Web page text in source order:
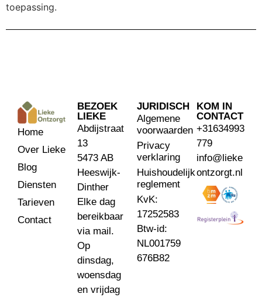
toepassing.
Home
Over Lieke
Blog
Diensten
Tarieven
Contact
BEZOEK
LIEKE
Abdijstraat
13
5473 AB
Heeswijk-
Dinther
Elke dag
bereikbaar
via mail.
Op
dinsdag,
woensdag
en vrijdag
JURIDISCH
Algemene
voorwaarden
Privacy
verklaring
Huishoudelijk
reglement
KvK:
17252583
Btw-id:
NL001759
676B82
KOM IN
CONTACT
+31634993
779
info@lieke
ontzorgt.nl